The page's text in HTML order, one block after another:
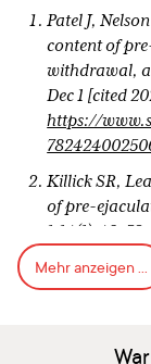
Patel J,
content of
withdrawal,
Dec 1 [cited
https://
Killick SR,
of pre-
1;14(1):48–52.
Presence of
Mehr anzeigen ...